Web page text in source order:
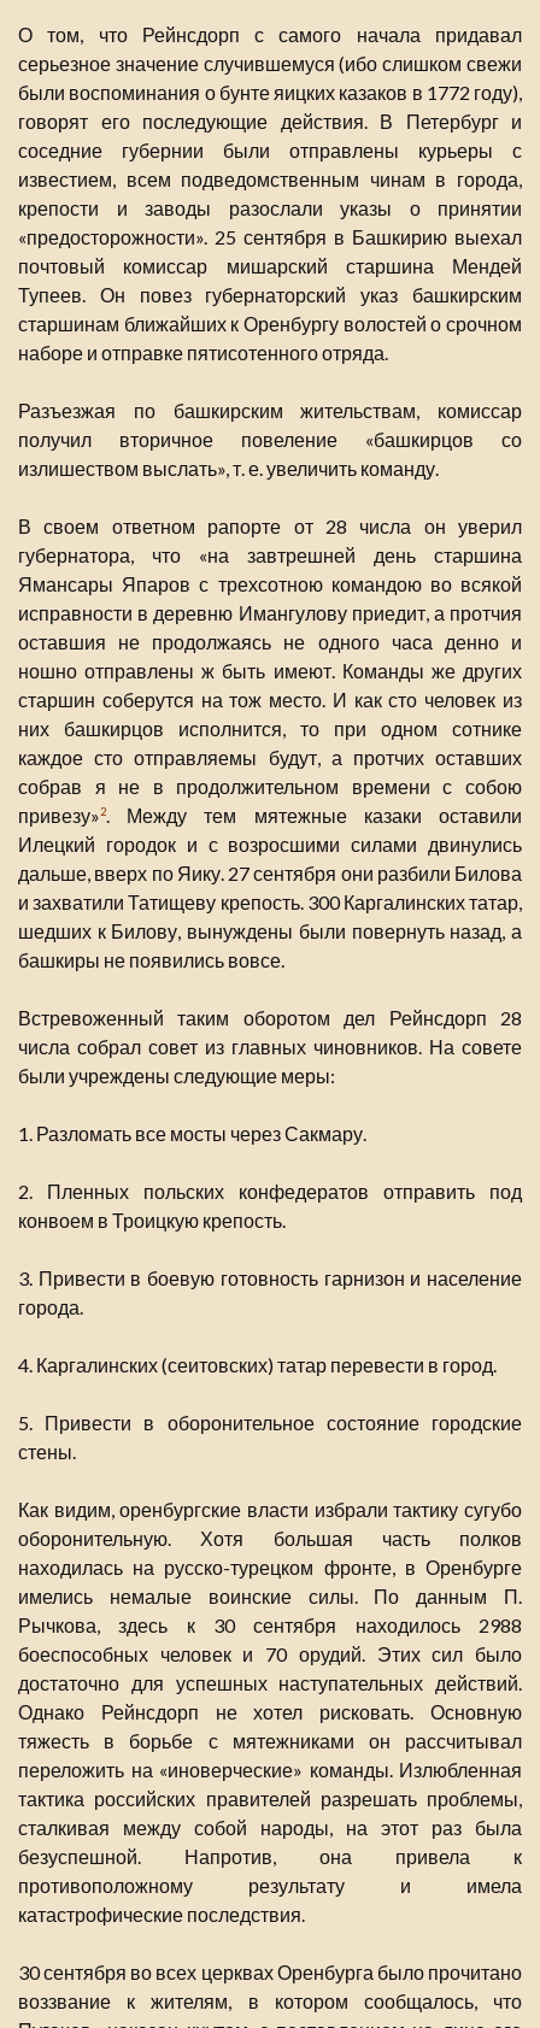
О том, что Рейнсдорп с самого начала придавал
серьезное значение случившемуся (ибо слишком свежи
были воспоминания о бунте яицких казаков в 1772 году),
говорят его последующие действия. В Петербург и
соседние губернии были отправлены курьеры с
известием, всем подведомственным чинам в города,
крепости и заводы разослали указы о принятии
«предосторожности». 25 сентября в Башкирию выехал
почтовый комиссар мишарский старшина Мендей
Тупеев. Он повез губернаторский указ башкирским
старшинам ближайших к Оренбургу волостей о срочном
наборе и отправке пятисотенного отряда.
Разъезжая по башкирским жительствам, комиссар
получил вторичное повеление «башкирцов со
излишеством выслать», т. е. увеличить команду.
В своем ответном рапорте от 28 числа он уверил
губернатора, что «на завтрешней день старшина
Ямансары Япаров с трехсотною командою во всякой
исправности в деревню Имангулову приедит, а протчия
оставшия не продолжаясь не одного часа денно и
ношно отправлены ж быть имеют. Команды же других
старшин соберутся на тож место. И как сто человек из
них башкирцов исполнится, то при одном сотнике
каждое сто отправляемы будут, а протчих оставших
собрав я не в продолжительном времени с собою
привезу»2. Между тем мятежные казаки оставили
Илецкий городок и с возросшими силами двинулись
дальше, вверх по Яику. 27 сентября они разбили Билова
и захватили Татищеву крепость. 300 Каргалинских татар,
шедших к Билову, вынуждены были повернуть назад, а
башкиры не появились вовсе.
Встревоженный таким оборотом дел Рейнсдорп 28
числа собрал совет из главных чиновников. На совете
были учреждены следующие меры:
1. Разломать все мосты через Сакмару.
2. Пленных польских конфедератов отправить под
конвоем в Троицкую крепость.
3. Привести в боевую готовность гарнизон и население
города.
4. Каргалинских (сеитовских) татар перевести в город.
5. Привести в оборонительное состояние городские
стены.
Как видим, оренбургские власти избрали тактику сугубо
оборонительную. Хотя большая часть полков
находилась на русско-турецком фронте, в Оренбурге
имелись немалые воинские силы. По данным П.
Рычкова, здесь к 30 сентября находилось 2988
боеспособных человек и 70 орудий. Этих сил было
достаточно для успешных наступательных действий.
Однако Рейнсдорп не хотел рисковать. Основную
тяжесть в борьбе с мятежниками он рассчитывал
переложить на «иноверческие» команды. Излюбленная
тактика российских правителей разрешать проблемы,
сталкивая между собой народы, на этот раз была
безуспешной. Напротив, она привела к
противоположному результату и имела
катастрофические последствия.
30 сентября во всех церквах Оренбурга было прочитано
воззвание к жителям, в котором сообщалось, что